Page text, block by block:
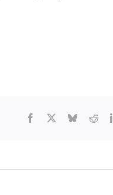
Facebook
X Bluesky